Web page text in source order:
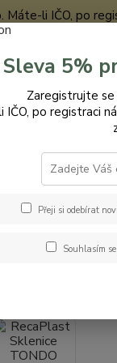
Máte-li IČO, po
Krabičky a
Sleva 5%
Zaregistrujte se
IČO, po registraci
Přeji si odebírat
Souhlasím se